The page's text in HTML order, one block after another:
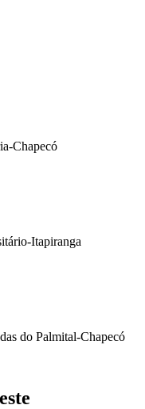
Chapecó
Itapiranga
do Palmital-Chapecó